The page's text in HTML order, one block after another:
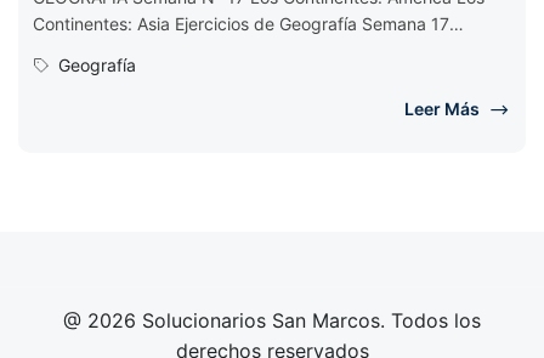
Continentes: Asia Ejercicios de Geografía Semana 17
Geografía
Leer Más
@ 2026 Solucionarios San Marcos. Todos los
derechos reservados